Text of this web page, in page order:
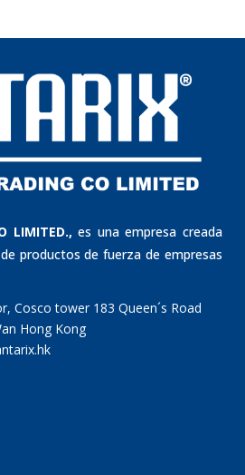
LIMITED., es una empresa creada
productos de fuerza de empresas
Cosco tower 183 Queen´s Road
Hong Kong